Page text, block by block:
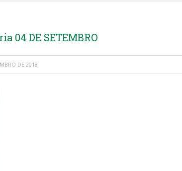
04 DE SETEMBRO
DE 2018